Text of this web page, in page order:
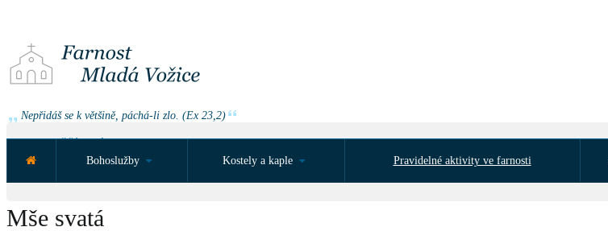
Nepřidáš se k většině, páchá-li zlo. (Ex 23,2)
Bohoslužby
Kostely a kaple Pravidelné aktivity ve farnosti
Mše svatá